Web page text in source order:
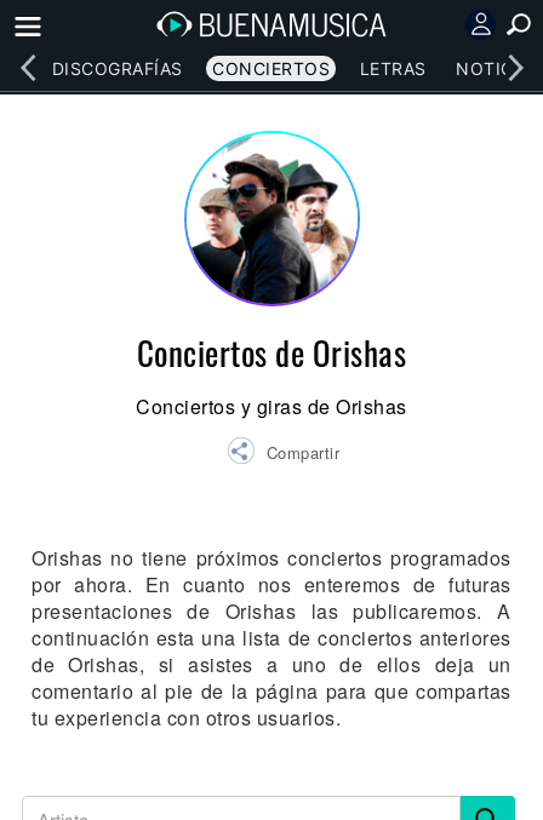
DISCOGRAFÍAS CONCIERTOS LETRAS NOTICIAS
Conciertos de Orishas
Conciertos y giras de Orishas
Compartir
Orishas no tiene próximos conciertos programados
por ahora. En cuanto nos enteremos de futuras
presentaciones de Orishas las publicaremos. A
continuación esta una lista de conciertos anteriores
de Orishas, si asistes a uno de ellos deja un
comentario al pie de la página para que compartas
tu experiencia con otros usuarios.